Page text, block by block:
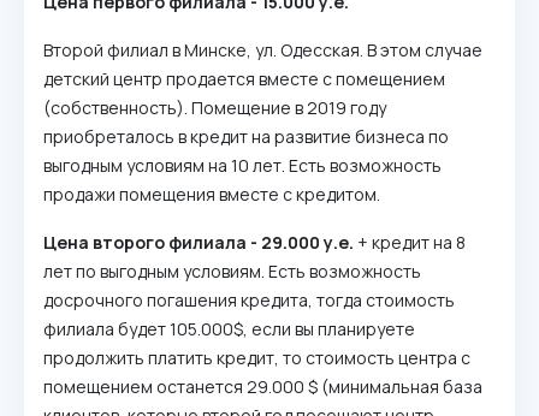
Второй филиал в Минске, ул. Одесская. В этом случае
детский центр продается вместе с помещением
(собственность). Помещение в 2019 году
приобреталось в кредит на развитие бизнеса по
выгодным условиям на 10 лет. Есть возможность
продажи помещения вместе с кредитом.
Цена второго филиала - 29.000 у.е. + кредит на 8
лет по выгодным условиям. Есть возможность
досрочного погашения кредита, тогда стоимость
филиала будет 105.000$, если вы планируете
продолжить платить кредит, то стоимость центра с
помещением останется 29.000 $ (минимальная база